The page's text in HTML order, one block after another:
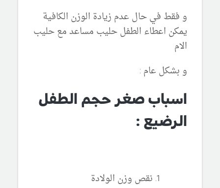
و فقط في حال عدم زيادة الوزن الكافية
يمكن اعطاء الطفل حليب مساعد مع حليب
الام
و بشكل عام :
اسباب صغر حجم الطفل
الرضيع :
نقص وزن الولادة